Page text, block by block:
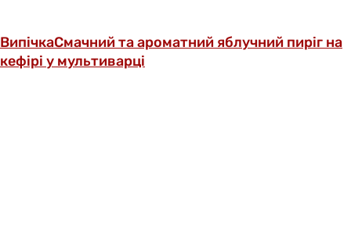
ВипічкаСмачний та ароматний яблучний пиріг на
кефірі у мультиварці